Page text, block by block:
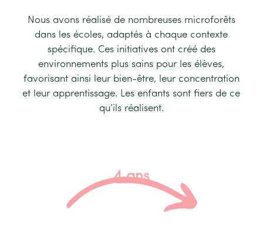
Nous avons réalisé de nombreuses microforêts
dans les écoles, adaptés à chaque contexte
spécifique. Ces initiatives ont créé des
environnements plus sains pour les élèves,
favorisant ainsi leur bien-être, leur concentration
et leur apprentissage. Les enfants sont fiers de ce
qu’ils réalisent.
4 ans